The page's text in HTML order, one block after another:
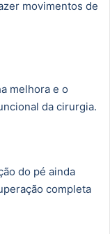
movimentos de
melhora e o
da cirurgia.
do pé ainda
completa